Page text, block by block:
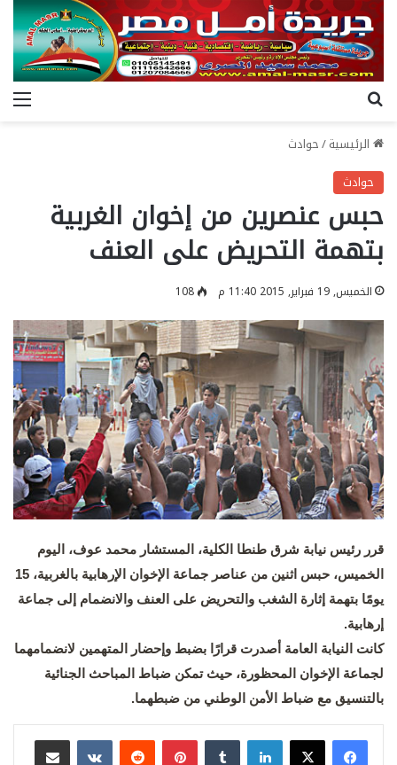
الرئيسية/حوادث
حوادث
حبس عنصرين من إخوان الغربية
بتهمة التحريض على العنف
الخميس, 19 فبراير, 2015 11:40 م 108
قرر رئيس نيابة شرق طنطا الكلية، المستشار محمد عوف، اليوم
الخميس، حبس اثنين من عناصر جماعة الإخوان الإرهابية بالغربية، 15
يومًا بتهمة إثارة الشغب والتحريض على العنف والانضمام إلى جماعة
إرهابية.
كانت النيابة العامة أصدرت قرارًا بضبط وإحضار المتهمين لانضمامهما
لجماعة الإخوان المحظورة، حيث تمكن ضباط المباحث الجنائية
بالتنسيق مع ضباط الأمن الوطني من ضبطهما.
لينكدإن بينتيريست
مشاركة عبر البريد